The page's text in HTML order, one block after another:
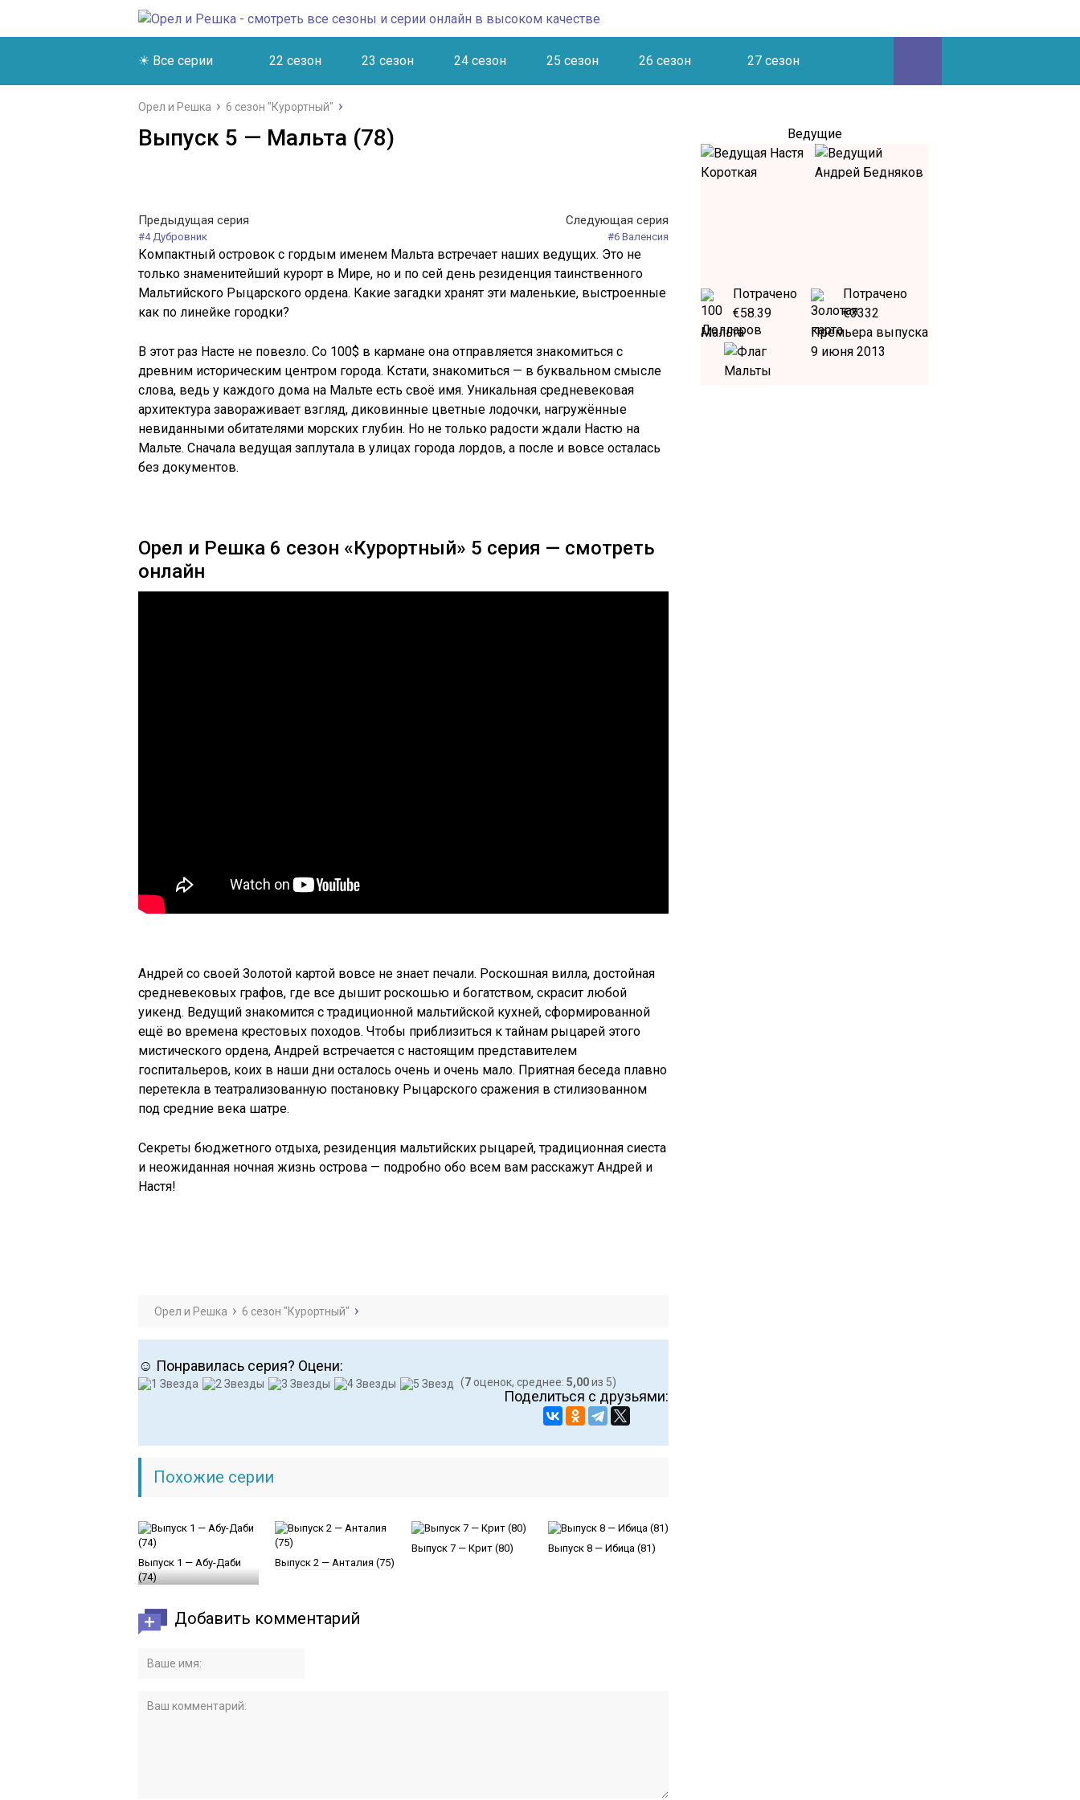
☀ Все серии 22 сезон 23 сезон 24 сезон 25 сезон 26 сезон 27 сезон
Орел и Решка 6 сезон "Курортный"
Выпуск 5 — Мальта (78)
Предыдущая серия
#4 Дубровник
Следующая серия
#6 Валенсия
Компактный островок с гордым именем Мальта встречает наших ведущих. Это не
только знаменитейший курорт в Мире, но и по сей день резиденция таинственного
Мальтийского Рыцарского ордена. Какие загадки хранят эти маленькие, выстроенные
как по линейке городки?
В этот раз Насте не повезло. Со 100$ в кармане она отправляется знакомиться с
древним историческим центром города. Кстати, знакомиться — в буквальном смысле
слова, ведь у каждого дома на Мальте есть своё имя. Уникальная средневековая
архитектура завораживает взгляд, диковинные цветные лодочки, нагружённые
невиданными обитателями морских глубин. Но не только радости ждали Настю на
Мальте. Сначала ведущая заплутала в улицах города лордов, а после и вовсе осталась
без документов.
Орел и Решка 6 сезон «Курортный» 5 серия — смотреть
онлайн
Андрей со своей Золотой картой вовсе не знает печали. Роскошная вилла, достойная
средневековых графов, где все дышит роскошью и богатством, скрасит любой
уикенд. Ведущий знакомится с традиционной мальтийской кухней, сформированной
ещё во времена крестовых походов. Чтобы приблизиться к тайнам рыцарей этого
мистического ордена, Андрей встречается с настоящим представителем
госпитальеров, коих в наши дни осталось очень и очень мало. Приятная беседа плавно
перетекла в театрализованную постановку Рыцарского сражения в стилизованном
под средние века шатре.
Секреты бюджетного отдыха, резиденция мальтийских рыцарей, традиционная сиеста
и неожиданная ночная жизнь острова — подробно обо всем вам расскажут Андрей и
Настя!
Орел и Решка 6 сезон "Курортный"
☺ Понравилась серия? Оцени:
(7 оценок, среднее: 5,00из 5)
Поделиться с друзьями:
Похожие серии
Выпуск 1 — Абу-Даби
(74)
Выпуск 2 — Анталия (75)
Выпуск 7 — Крит (80) Выпуск 8 — Ибица (81)
Добавить комментарий
Ведущие
Потрачено
€58.39
Потрачено
€3332
Мальта
Премьера выпуска
9 июня 2013